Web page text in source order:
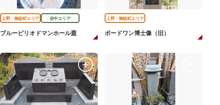
上野・御徒町エリア 谷中エリア
ブルーピリオドマンホール蓋
上野・御徒町エリア
ボードワン博士像（旧）